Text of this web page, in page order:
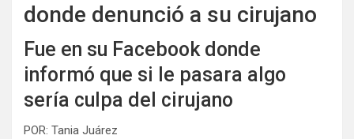
donde denunció a su cirujano
Fue en su Facebook donde
informó que si le pasara algo
sería culpa del cirujano
POR: Tania Juárez